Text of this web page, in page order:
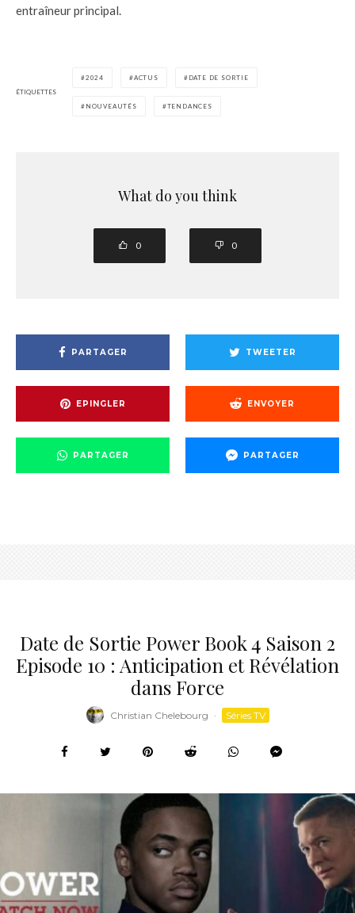
entraîneur principal.
ÉTIQUETTES
2024 ACTUS DATE DE SORTIE
NOUVEAUTÉS TENDANCES
What do you think
0 0
PARTAGER TWEETER
EPINGLER ENVOYER
PARTAGER PARTAGER
Date de Sortie Power Book 4 Saison 2
Episode 10 : Anticipation et Révélation
dans Force
Christian Chelebourg · Séries TV